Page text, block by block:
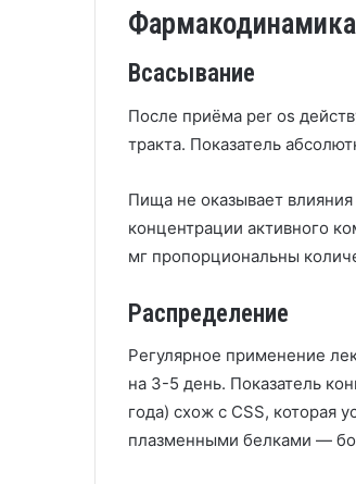
Всасывание
После приёма per os
тракта. Показатель
Пища не оказывает
концентрации активного
мг пропорциональны
Распределение
Регулярное применение
на 3-5 день. Показатель
года) схож с СSS, которая
плазменными белками —